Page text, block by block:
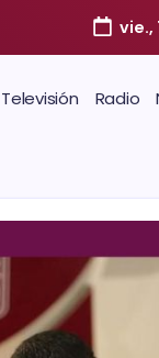
vie.,
Televisión Radio